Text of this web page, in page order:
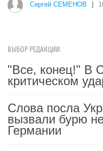
Сергей СЕМЕНОВ
ВЫБОР РЕДАКЦИИ
"Все, конец!" В
критическом
Слова посла
вызвали бурю
Германии